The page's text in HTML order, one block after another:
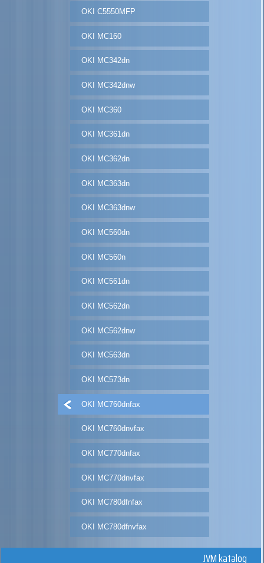
OKI C5550MFP
OKI MC160
OKI MC342dn
OKI MC342dnw
OKI MC360
OKI MC361dn
OKI MC362dn
OKI MC363dn
OKI MC363dnw
OKI MC560dn
OKI MC560n
OKI MC561dn
OKI MC562dn
OKI MC562dnw
OKI MC563dn
OKI MC573dn
OKI MC760dnfax
OKI MC760dnvfax
OKI MC770dnfax
OKI MC770dnvfax
OKI MC780dfnfax
OKI MC780dfnvfax
JVM katalog